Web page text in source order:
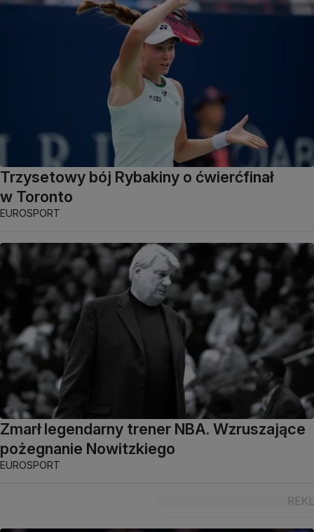
Trzysetowy bój Rybakiny o ćwierćfinał
w Toronto
EUROSPORT
Zmarł legendarny trener NBA. Wzruszające
pożegnanie Nowitzkiego
EUROSPORT